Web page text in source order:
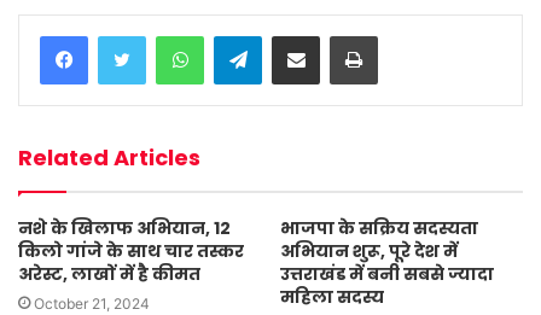
WhatsAppTelegramShare via Email Print
Related Articles
नशे के खिलाफ अभियान, 12
किलो गांजे के साथ चार तस्कर
अरेस्ट, लाखों में है कीमत
October 21, 2024
भाजपा के सक्रिय सदस्यता
अभियान शुरू, पूरे देश में
उत्तराखंड में बनी सबसे ज्यादा
महिला सदस्य